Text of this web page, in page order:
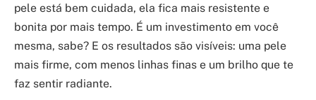
pele está bem cuidada, ela fica mais resistente e
bonita por mais tempo. É um investimento em você
mesma, sabe? E os resultados são visíveis: uma pele
mais firme, com menos linhas finas e um brilho que te
faz sentir radiante.